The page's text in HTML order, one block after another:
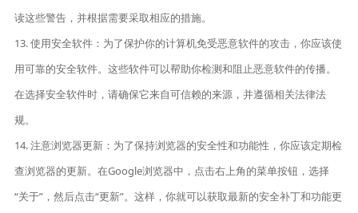
读这些警告，并根据需要采取相应的措施。
13. 使用安全软件：为了保护你的计算机免受恶意软件的攻击，你应该使
用可靠的安全软件。这些软件可以帮助你检测和阻止恶意软件的传播。
在选择安全软件时，请确保它来自可信赖的来源，并遵循相关法律法
规。
14. 注意浏览器更新：为了保持浏览器的安全性和功能性，你应该定期检
查浏览器的更新。在Google浏览器中，点击右上角的菜单按钮，选择
“关于”，然后点击“更新”。这样，你就可以获取最新的安全补丁和功能更